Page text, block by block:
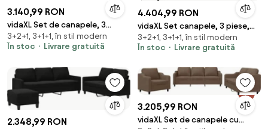
3.140,99 RON
vidaXL Set de canapele, 3
piese, negru, catifea
3+2+1, 3+1+1, în stil modern
În stoc
Livrare gratuită
4.404,99 RON
vidaXL Set canapele, 3 piese,
albastru, material textil
3+2+1, 3+1+1, în stil modern
În stoc
Livrare gratuită
2.348,99 RON
3.205,99 RON
vidaXL Set de canapele cu